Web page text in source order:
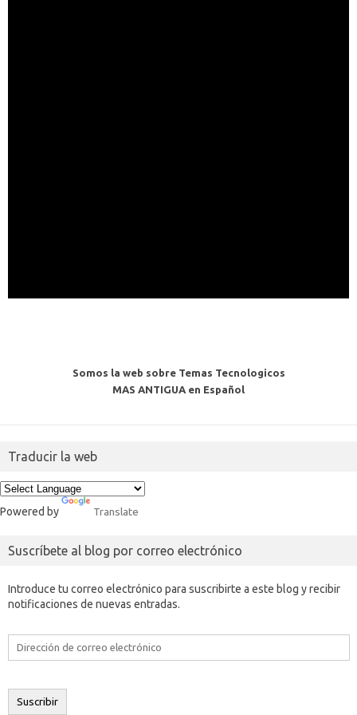
Somos la web sobre Temas Tecnologicos
MAS ANTIGUA en Español
Traducir la web
Powered by Translate
Suscríbete al blog por correo electrónico
Introduce tu correo electrónico para suscribirte a este blog y recibir
notificaciones de nuevas entradas.
Dirección
electrónico
Suscribir